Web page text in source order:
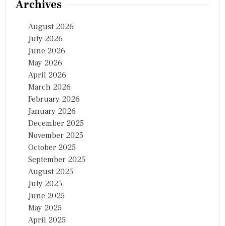
Archives
August 2026
July 2026
June 2026
May 2026
April 2026
March 2026
February 2026
January 2026
December 2025
November 2025
October 2025
September 2025
August 2025
July 2025
June 2025
May 2025
April 2025